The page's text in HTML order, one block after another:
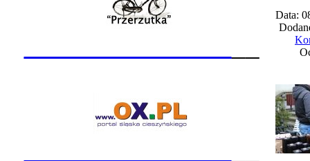
Data: